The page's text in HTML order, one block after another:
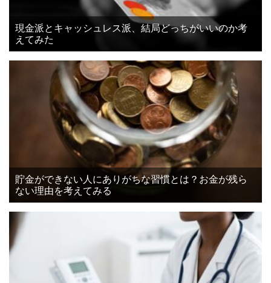
現金派とキャッシュレス派、結局どっちがいいのか考
えてみた
貯金ができない人にありがちな習慣とは？お金が残ら
ない理由を考えてみる